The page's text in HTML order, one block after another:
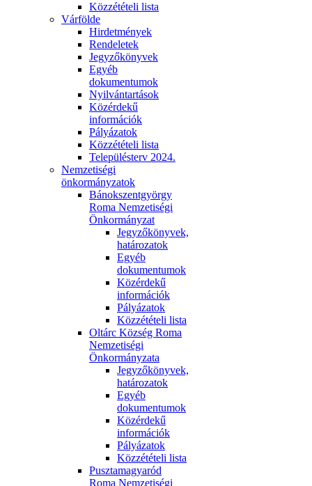
Közzétételi lista
Várfölde
Hirdetmények
Rendeletek
Jegyzőkönyvek
Egyéb
dokumentumok
Nyilvántartások
Közérdekű
információk
Pályázatok
Közzétételi lista
Településterv 2024.
Nemzetiségi
önkormányzatok
Bánokszentgyörgy
Roma Nemzetiségi
Önkormányzat
Jegyzőkönyvek,
határozatok
Egyéb
dokumentumok
Közérdekű
információk
Pályázatok
Közzétételi lista
Oltárc Község Roma
Nemzetiségi
Önkormányzata
Jegyzőkönyvek,
határozatok
Egyéb
dokumentumok
Közérdekű
információk
Pályázatok
Közzétételi lista
Pusztamagyaród
Roma Nemzetiségi